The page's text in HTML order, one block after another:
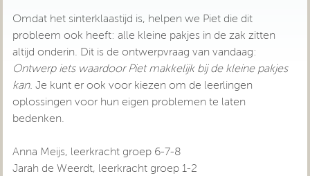
Omdat het sinterklaastijd is, helpen we Piet die dit
probleem ook heeft: alle kleine pakjes in de zak zitten
altijd onderin. Dit is de ontwerpvraag van vandaag:
Ontwerp iets waardoor Piet makkelijk bij de kleine pakjes
kan. Je kunt er ook voor kiezen om de leerlingen
oplossingen voor hun eigen problemen te laten
bedenken.
Anna Meijs, leerkracht groep 6-7-8
Jarah de Weerdt, leerkracht groep 1-2